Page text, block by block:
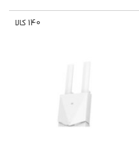
140 کالا